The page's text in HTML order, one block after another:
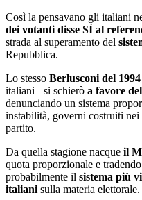
Così la pensavano gli italiani
dei votanti disse SÌ al
strada al superamento del
Repubblica.
Lo stesso Berlusconi del 1994
italiani ˗ si schierò a favore
denunciando un sistema
instabilità, governi costruiti nei
partito.
Da quella stagione nacque il
quota proporzionale e
probabilmente il sistema più
italiani sulla materia elettorale.